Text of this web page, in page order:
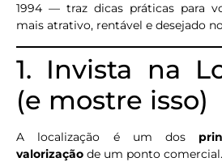
1994 — traz dicas práticas para
mais atrativo, rentável e desejado
1. Invista na
(e mostre isso)
A localização é um dos
valorização de um ponto